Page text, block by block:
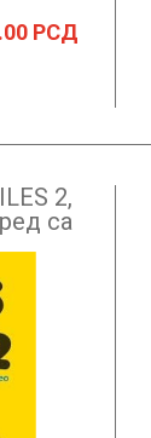
РСД
2,
са